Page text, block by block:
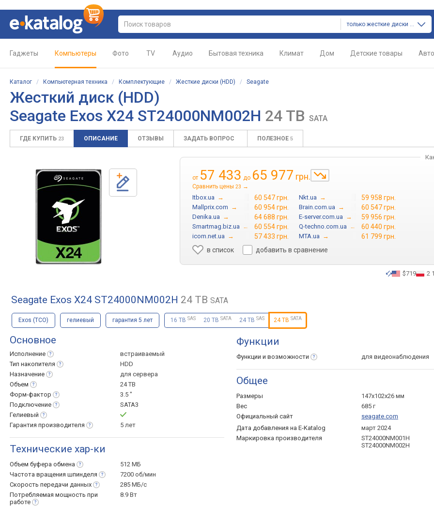
только жесткие диски (hdd)
Гаджеты Компьютеры Фото TV Аудио Бытовая техника Климат Дом Детские товары Авто
Каталог / Компьютерная техника / Комплектующие / Жесткие диски (HDD) / Seagate
Жесткий диск (HDD)
Seagate Exos X24 ST24000NM002H 24 TB SATA
ГДЕ КУПИТЬ 23 ОПИСАНИЕ ОТЗЫВЫ ЗАДАТЬ ВОПРОС ПОЛЕЗНОЕ 5
от 57 433 до 65 977 грн.
Сравнить цены 23 →
Itbox.ua → 60 547 грн. Nkt.ua → 59 958 грн.
Mallprix.com → 60 954 грн. Brain.com.ua → 60 547 грн.
Denika.ua → 64 688 грн. E-server.com.ua → 59 956 грн.
Smartmag.biz.ua → 60 554 грн. Q-techno.com.ua → 60 440 грн.
icom.net.ua → 57 433 грн. MTA.ua →
61 799 грн.
в список
добавить в сравнение
$719 2
Seagate Exos X24 ST24000NM002H 24 TB SATA
Exos (ТСО) гелиевый гарантия 5 лет 16 TB SAS 20 TB SATA 24 TB SAS 24 TB SATA
Основное
Исполнение
встраиваемый
Тип накопителя
HDD
Назначение
для сервера
Объем
24 TB
Форм-фактор
3.5 "
Подключение
SATA3
Гелиевый
Гарантия производителя 5 лет
Технические хар-ки
Объем буфера обмена
512 МБ
Частота вращения шпинделя
7200 об/мин
Скорость передачи данных
285 МБ/с
Потребляемая мощность при
работе
8.9 Вт
Функции
Функции и возможности для видеонаблюдения
Общее
Размеры
147x102x26 мм
Вес
685 г
Официальный сайт
seagate.com
Дата добавления на E-Katalog
март 2024
Маркировка производителя
ST24000NM001H
ST24000NM002H